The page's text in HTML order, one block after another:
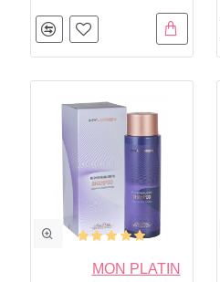
MON PLATIN